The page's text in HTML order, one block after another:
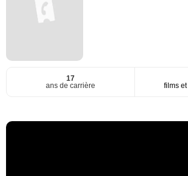
17
ans de carrière
films